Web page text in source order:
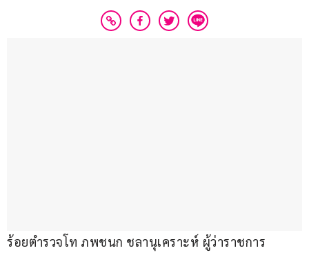
ร้อยตำรวจโท ภพชนก ชลานุเคราะห์ ผู้ว่าราชการ